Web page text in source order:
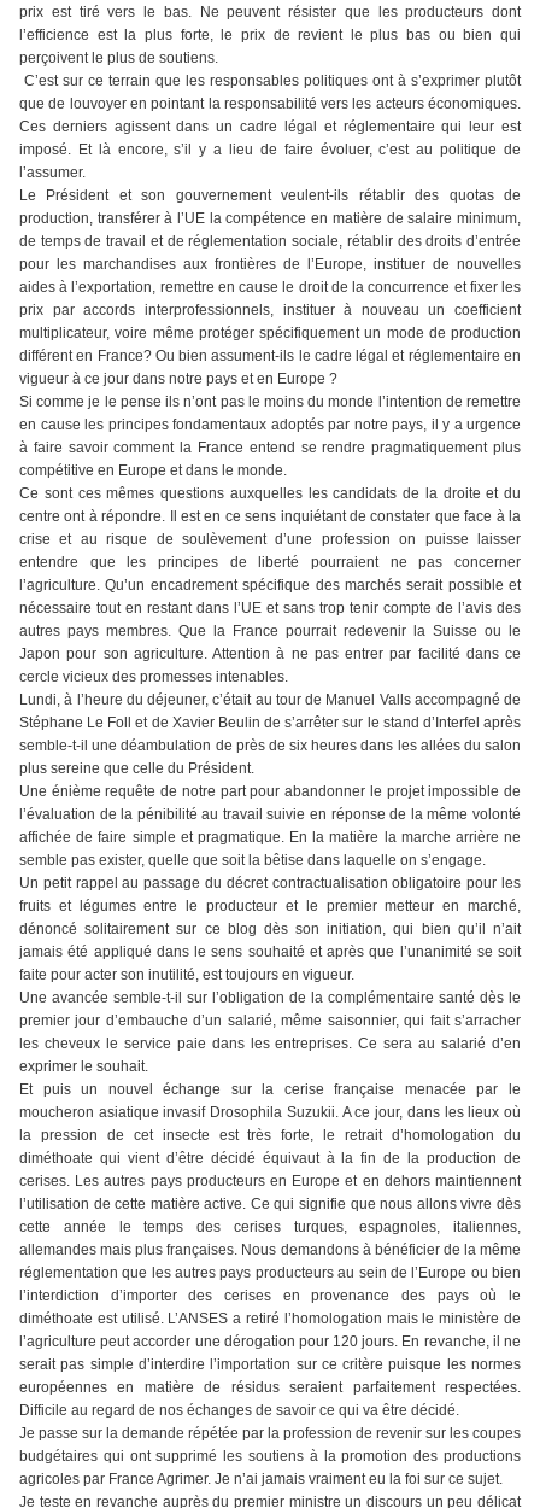
prix est tiré vers le bas. Ne peuvent résister que les producteurs dont
l’efficience est la plus forte, le prix de revient le plus bas ou bien qui
perçoivent le plus de soutiens.
C’est sur ce terrain que les responsables politiques ont à s’exprimer plutôt
que de louvoyer en pointant la responsabilité vers les acteurs économiques.
Ces derniers agissent dans un cadre légal et réglementaire qui leur est
imposé. Et là encore, s’il y a lieu de faire évoluer, c’est au politique de
l’assumer.
Le Président et son gouvernement veulent-ils rétablir des quotas de
production, transférer à l’UE la compétence en matière de salaire minimum,
de temps de travail et de réglementation sociale, rétablir des droits d’entrée
pour les marchandises aux frontières de l’Europe, instituer de nouvelles
aides à l’exportation, remettre en cause le droit de la concurrence et fixer les
prix par accords interprofessionnels, instituer à nouveau un coefficient
multiplicateur, voire même protéger spécifiquement un mode de production
différent en France? Ou bien assument-ils le cadre légal et réglementaire en
vigueur à ce jour dans notre pays et en Europe ?
Si comme je le pense ils n’ont pas le moins du monde l’intention de remettre
en cause les principes fondamentaux adoptés par notre pays, il y a urgence
à faire savoir comment la France entend se rendre pragmatiquement plus
compétitive en Europe et dans le monde.
Ce sont ces mêmes questions auxquelles les candidats de la droite et du
centre ont à répondre. Il est en ce sens inquiétant de constater que face à la
crise et au risque de soulèvement d’une profession on puisse laisser
entendre que les principes de liberté pourraient ne pas concerner
l’agriculture. Qu’un encadrement spécifique des marchés serait possible et
nécessaire tout en restant dans l’UE et sans trop tenir compte de l’avis des
autres pays membres. Que la France pourrait redevenir la Suisse ou le
Japon pour son agriculture. Attention à ne pas entrer par facilité dans ce
cercle vicieux des promesses intenables.
Lundi, à l’heure du déjeuner, c’était au tour de Manuel Valls accompagné de
Stéphane Le Foll et de Xavier Beulin de s’arrêter sur le stand d’Interfel après
semble-t-il une déambulation de près de six heures dans les allées du salon
plus sereine que celle du Président.
Une énième requête de notre part pour abandonner le projet impossible de
l’évaluation de la pénibilité au travail suivie en réponse de la même volonté
affichée de faire simple et pragmatique. En la matière la marche arrière ne
semble pas exister, quelle que soit la bêtise dans laquelle on s’engage.
Un petit rappel au passage du décret contractualisation obligatoire pour les
fruits et légumes entre le producteur et le premier metteur en marché,
dénoncé solitairement sur ce blog dès son initiation, qui bien qu’il n’ait
jamais été appliqué dans le sens souhaité et après que l’unanimité se soit
faite pour acter son inutilité, est toujours en vigueur.
Une avancée semble-t-il sur l’obligation de la complémentaire santé dès le
premier jour d’embauche d’un salarié, même saisonnier, qui fait s’arracher
les cheveux le service paie dans les entreprises. Ce sera au salarié d’en
exprimer le souhait.
Et puis un nouvel échange sur la cerise française menacée par le
moucheron asiatique invasif Drosophila Suzukii. A ce jour, dans les lieux où
la pression de cet insecte est très forte, le retrait d’homologation du
diméthoate qui vient d’être décidé équivaut à la fin de la production de
cerises. Les autres pays producteurs en Europe et en dehors maintiennent
l’utilisation de cette matière active. Ce qui signifie que nous allons vivre dès
cette année le temps des cerises turques, espagnoles, italiennes,
allemandes mais plus françaises. Nous demandons à bénéficier de la même
réglementation que les autres pays producteurs au sein de l’Europe ou bien
l’interdiction d’importer des cerises en provenance des pays où le
diméthoate est utilisé. L’ANSES a retiré l’homologation mais le ministère de
l’agriculture peut accorder une dérogation pour 120 jours. En revanche, il ne
serait pas simple d’interdire l’importation sur ce critère puisque les normes
européennes en matière de résidus seraient parfaitement respectées.
Difficile au regard de nos échanges de savoir ce qui va être décidé.
Je passe sur la demande répétée par la profession de revenir sur les coupes
budgétaires qui ont supprimé les soutiens à la promotion des productions
agricoles par France Agrimer. Je n’ai jamais vraiment eu la foi sur ce sujet.
Je teste en revanche auprès du premier ministre un discours un peu délicat